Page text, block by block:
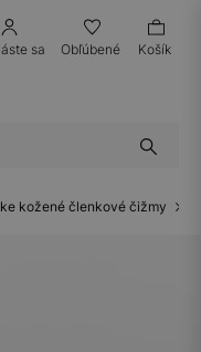
sa Obľúbené Košík
kožené členkové čižmy